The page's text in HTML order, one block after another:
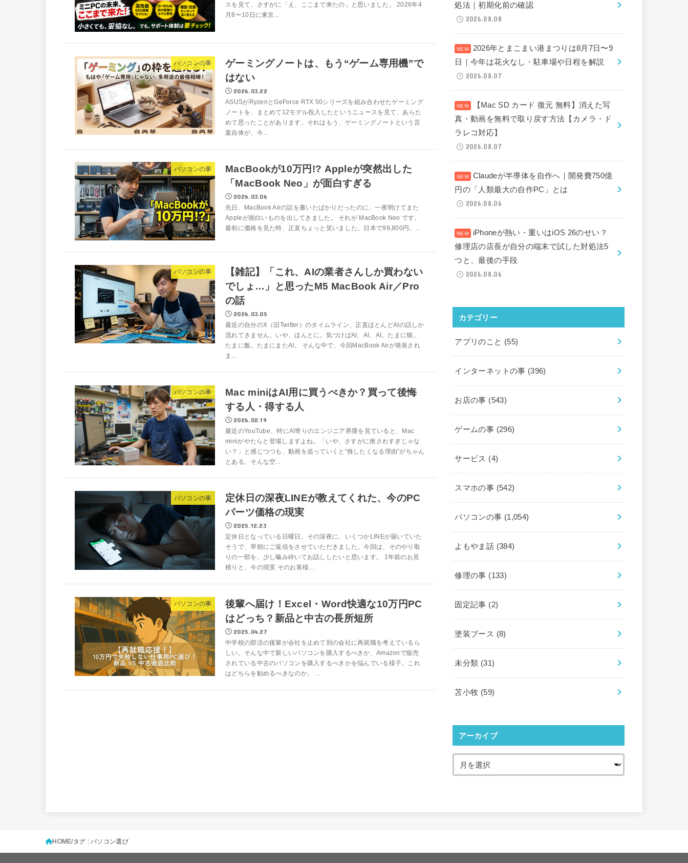
スを見て、さすがに「え、ここまで来たの」と思いました。 2026年4
月8〜10日に東京...
パソコンの事
ゲーミングノートは、もう“ゲーム専用機”で
はない
2026.03.22
ASUSがRyzenとGeForce RTX 50シリーズを組み合わせたゲーミング
ノートを、まとめて12モデル投入したというニュースを見て、あらた
めて思ったことがあります。それはもう、ゲーミングノートという言
葉自体が、今...
パソコンの事
MacBookが10万円!? Appleが突然出した
「MacBook Neo」が面白すぎる
2026.03.06
先日、MacBook Airの話を書いたばかりだったのに、一夜明けてまた
Appleが面白いものを出してきました。 それが MacBook Neo です。
最初に価格を見た時、正直ちょっと笑いました。日本で99,800円。...
パソコンの事
【雑記】「これ、AIの業者さんしか買わない
でしょ…」と思ったM5 MacBook Air／Pro
の話
2026.03.05
最近の自分のX（旧Twitter）のタイムライン、正直ほとんどAIの話しか
流れてきません。いや、ほんとに。気づけばAI、AI、AI。たまに猫。
たまに飯。たまにまたAI。 そんな中で、今回MacBook Airが発表され
ま...
パソコンの事
Mac miniはAI用に買うべきか？買って後悔
する人・得する人
2026.02.19
最近のYouTube、特にAI寄りのエンジニア界隈を見ていると、Mac
miniがやたらと登場しますよね。「いや、さすがに推されすぎじゃな
い？」と感じつつも、動画を追っていくと“推したくなる理由”がちゃん
とある。そんな空...
パソコンの事
定休日の深夜LINEが教えてくれた、今のPC
パーツ価格の現実
2025.12.23
定休日となっている日曜日。その深夜に、いくつかLINEが届いていた
そうで、早朝にご返信をさせていただきました。今回は、そのやり取
りの一部を、少し噛み砕いてお話ししたいと思います。 1年前のお見
積りと、今の現実 そのお客様...
パソコンの事
後輩へ届け！Excel・Word快適な10万円PC
はどっち？新品と中古の長所短所
2025.04.27
中学校の部活の後輩が会社を止めて別の会社に再就職を考えているら
しい。そんな中で新しいパソコンを購入するべきか、Amazonで販売
されている中古のパソコンを購入するべきかを悩んでいる様子。これ
はどちらを勧めるべきなのか。 ...
処法｜初期化前の確認
2026.08.08
2026年とまこまい港まつりは8月7日〜9
日｜今年は花火なし・駐車場や日程を解説
2026.08.07
【Mac SD カード 復元 無料】消えた写
真・動画を無料で取り戻す方法【カメラ・ド
ラレコ対応】
2026.08.07
Claudeが半導体を自作へ｜開発費750億
円の「人類最大の自作PC」とは
2026.08.06
iPhoneが熱い・重いはiOS 26のせい？
修理店の店長が自分の端末で試した対処法5
つと、最後の手段
2026.08.06
カテゴリー
アプリのこと (55)
インターネットの事 (396)
お店の事 (543)
ゲームの事 (296)
サービス (4)
スマホの事 (542)
パソコンの事 (1,054)
よもやま話 (384)
修理の事 (133)
固定記事 (2)
塗装ブース (8)
未分類 (31)
苫小牧 (59)
アーカイブ
HOME タグ : パソコン選び